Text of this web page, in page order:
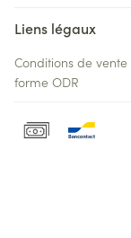
Liens légaux
Conditions de vente
forme ODR